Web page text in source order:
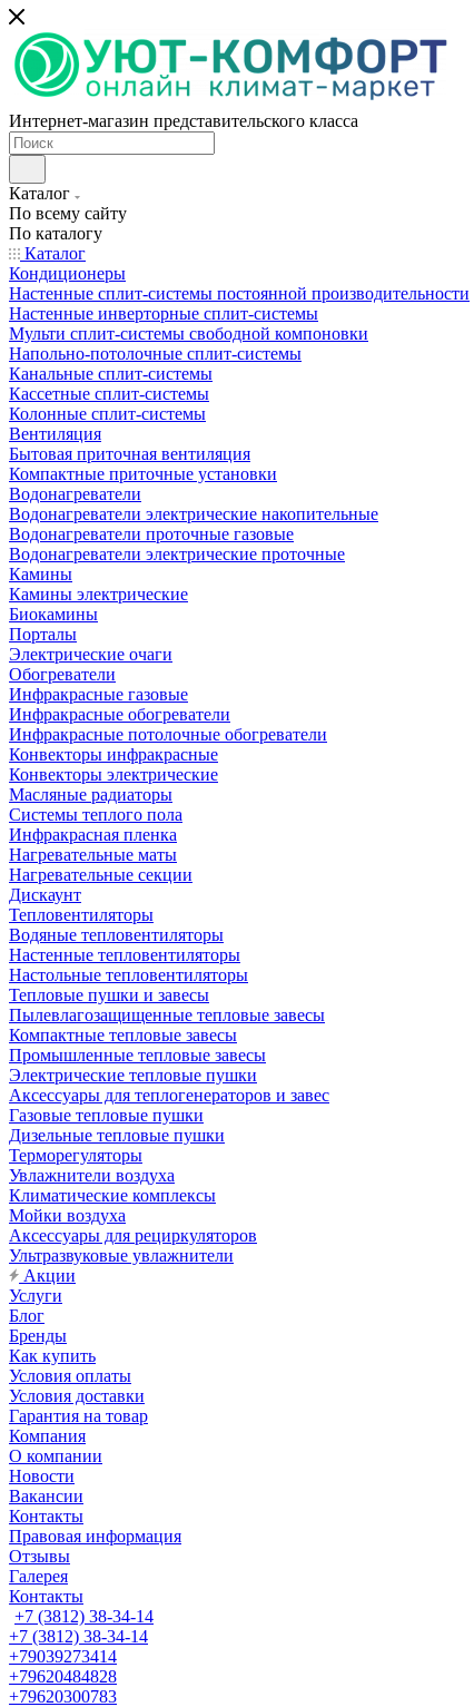
Интернет-магазин представительского класса
Каталог
По всему сайту
По каталогу
Каталог
Кондиционеры
Настенные сплит-системы постоянной производительности
Настенные инверторные сплит-системы
Мульти сплит-системы свободной компоновки
Напольно-потолочные сплит-системы
Канальные сплит-системы
Кассетные сплит-системы
Колонные сплит-системы
Вентиляция
Бытовая приточная вентиляция
Компактные приточные установки
Водонагреватели
Водонагреватели электрические накопительные
Водонагреватели проточные газовые
Водонагреватели электрические проточные
Камины
Камины электрические
Биокамины
Порталы
Электрические очаги
Обогреватели
Инфракрасные газовые
Инфракрасные обогреватели
Инфракрасные потолочные обогреватели
Конвекторы инфракрасные
Конвекторы электрические
Масляные радиаторы
Системы теплого пола
Инфракрасная пленка
Нагревательные маты
Нагревательные секции
Дискаунт
Тепловентиляторы
Водяные тепловентиляторы
Настенные тепловентиляторы
Настольные тепловентиляторы
Тепловые пушки и завесы
Пылевлагозащищенные тепловые завесы
Компактные тепловые завесы
Промышленные тепловые завесы
Электрические тепловые пушки
Аксессуары для теплогенераторов и завес
Газовые тепловые пушки
Дизельные тепловые пушки
Терморегуляторы
Увлажнители воздуха
Климатические комплексы
Мойки воздуха
Аксессуары для рециркуляторов
Ультразвуковые увлажнители
Акции
Услуги
Блог
Бренды
Как купить
Условия оплаты
Условия доставки
Гарантия на товар
Компания
О компании
Новости
Вакансии
Контакты
Правовая информация
Отзывы
Галерея
Контакты
+7 (3812) 38-34-14
+7 (3812) 38-34-14
+79039273414
+79620484828
+79620300783